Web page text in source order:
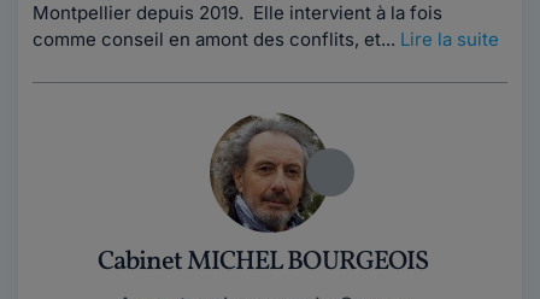
Montpellier depuis 2019. Elle intervient à la fois
comme conseil en amont des conflits, et... Lire la suite
Cabinet MICHEL BOURGEOIS